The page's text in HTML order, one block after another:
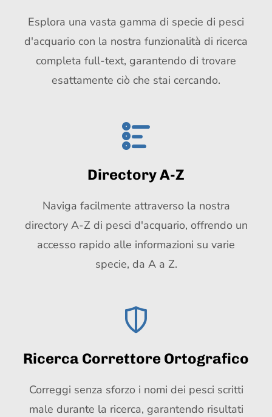
Esplora una vasta gamma di specie di pesci
d'acquario con la nostra funzionalità di ricerca
completa full-text, garantendo di trovare
esattamente ciò che stai cercando.
Directory A-Z
Naviga facilmente attraverso la nostra
directory A-Z di pesci d'acquario, offrendo un
accesso rapido alle informazioni su varie
specie, da A a Z.
Ricerca Correttore Ortografico
Correggi senza sforzo i nomi dei pesci scritti
male durante la ricerca, garantendo risultati